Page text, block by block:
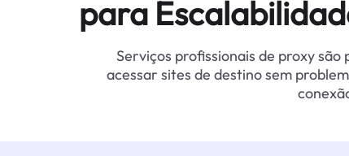
para
Serviços profissionais de proxy
acessar sites de destino sem